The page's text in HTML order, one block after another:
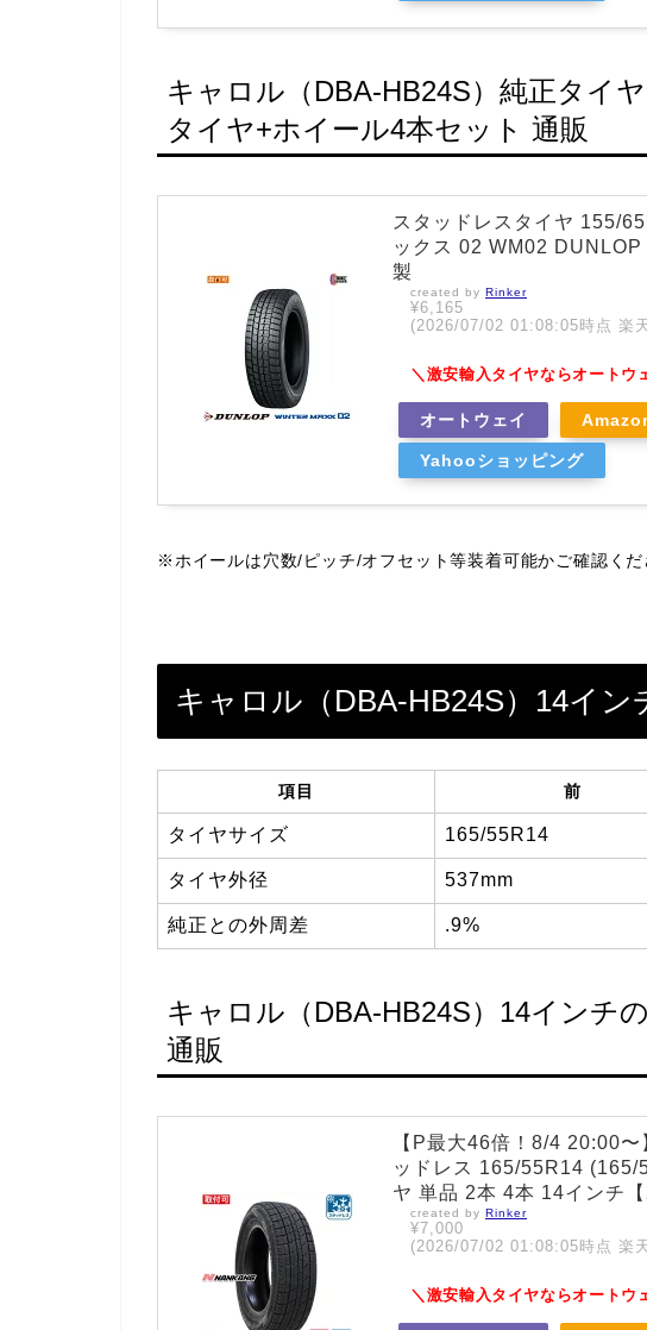
キャロル（DBA-HB24S）純正タイ
タイヤ+ホイール4本セット 通販
スタッドレスタイヤ 155/
ックス 02 WM02
製
created by Rinker
¥6,165
(2026/07/02 01:08:05時点 楽
＼激安輸入タイヤならオートウ
オートウェイ
Yahooショッピング
※ホイールは穴数/ピッチ/オフセット等装着可能かご確認くだ
キャロル（DBA-HB24S）14イ
項目 前
タイヤサイズ 165/55R14
タイヤ外径 537mm
純正との外周差 .9%
キャロル（DBA-HB24S）14インチ
通販
【P最大46倍！8/4 20:00
ッドレス 165/55R14
ヤ 単品 2本 4本 14インチ【
created by Rinker
¥7,000
(2026/07/02 01:08:05時点 楽
＼激安輸入タイヤならオートウ